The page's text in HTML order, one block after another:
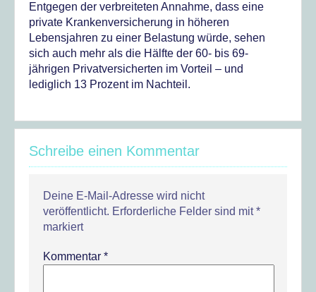
Entgegen der verbreiteten Annahme, dass eine
private Krankenversicherung in höheren
Lebensjahren zu einer Belastung würde, sehen
sich auch mehr als die Hälfte der 60- bis 69-
jährigen Privatversicherten im Vorteil – und
lediglich 13 Prozent im Nachteil.
Schreibe einen Kommentar
Deine E-Mail-Adresse wird nicht
veröffentlicht. Erforderliche Felder sind mit*
markiert
Kommentar *